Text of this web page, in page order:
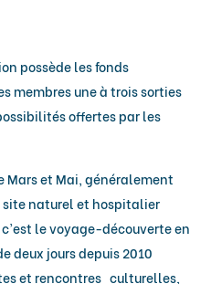
possède les fonds
membres une à trois sorties
offertes par les
Mars et Mai, généralement
site naturel et hospitalier
le voyage-découverte en
deux jours depuis 2010
et rencontres culturelles,